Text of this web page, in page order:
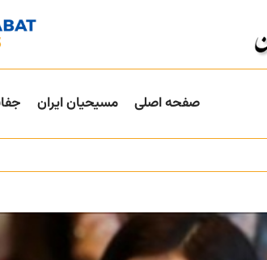
صفحه اصلی مسیحیان ایران